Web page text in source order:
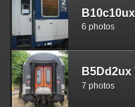
6 photos
B5Dd2ux
7 photos